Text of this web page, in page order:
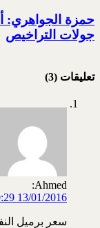
حمزة الجواهري:
جولات التراخيص
تعليقات (3)
Ahmed:
13/01/2016 at 00:29